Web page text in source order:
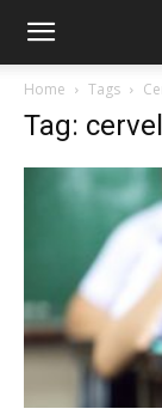
Home Tags
Tag: